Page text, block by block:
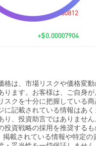
$-0.00000812
+$0.00007904
格は、市場リスクや価格変
ります。お客様は、ご自身
スクを十分に把握している
に記載されている情報はあ
り、投資助言ではありませ
投資戦略の採用を推奨するも
掲載されている情報や特定